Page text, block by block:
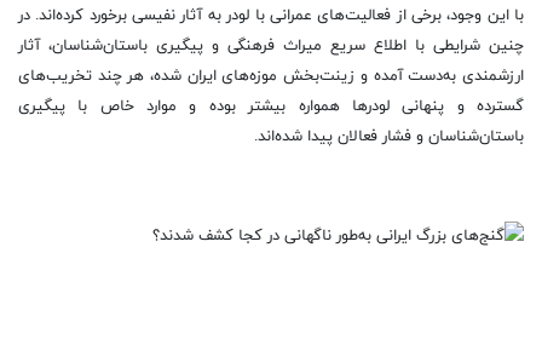
با این وجود، برخی از فعالیت‌های عمرانی با لودر به آثار نفیسی برخورد کرده‌اند. در
چنین شرایطی با اطلاع سریع میراث فرهنگی و پیگیری باستان‌شناسان، آثار
ارزشمندی به‌دست آمده و زینت‌بخش موزه‌های ایران شده، هر چند تخریب‌های
گسترده و پنهانی لودر‌ها همواره بیشتر بوده و موارد خاص با پیگیری
باستان‌شناسان و فشار فعالان پیدا شده‌اند.